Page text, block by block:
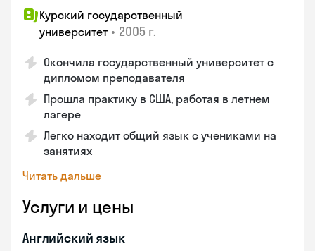
Курский государственный
университет • 2005 г.
Окончила государственный университет с
дипломом преподавателя
Прошла практику в США, работая в летнем
лагере
Легко находит общий язык с учениками на
занятиях
Читать дальше
Услуги и цены
Английский язык